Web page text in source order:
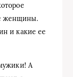
женщины.
и какие ее
А